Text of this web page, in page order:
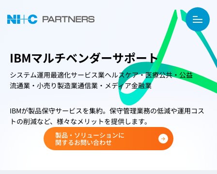
IBMマルチベンダーサポート
システム運用最適化サービス業ヘルスケア・医療公共・公益
流通業・小売り製造業通信業・メディア金融業
IBMが製品保守サービスを集約。保守管理業務の低減や運用コス
トの削減など、様々なメリットを提供します。
製品・ソリューションに
関するお問い合わせ